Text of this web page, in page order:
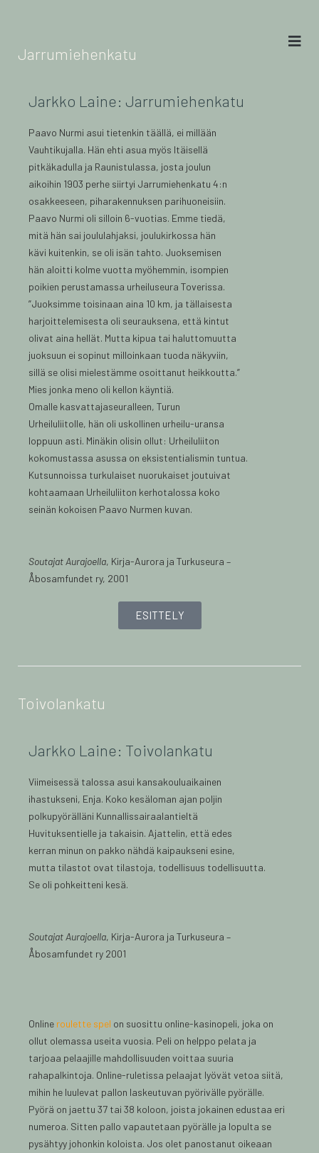
Jarrumiehenkatu
Jarkko Laine: Jarrumiehenkatu
Paavo Nurmi asui tietenkin täällä, ei millään
Vauhtikujalla. Hän ehti asua myös Itäisellä
pitkäkadulla ja Raunistulassa, josta joulun
aikoihin 1903 perhe siirtyi Jarrumiehenkatu 4:n
osakkeeseen, piharakennuksen parihuoneisiin.
Paavo Nurmi oli silloin 6-vuotias. Emme tiedä,
mitä hän sai joululahjaksi, joulukirkossa hän
kävi kuitenkin, se oli isän tahto. Juoksemisen
hän aloitti kolme vuotta myöhemmin, isompien
poikien perustamassa urheiluseura Toverissa.
”Juoksimme toisinaan aina 10 km, ja tällaisesta
harjoittelemisesta oli seurauksena, että kintut
olivat aina hellät. Mutta kipua tai haluttomuutta
juoksuun ei sopinut milloinkaan tuoda näkyviin,
sillä se olisi mielestämme osoittanut heikkoutta.”
Mies jonka meno oli kellon käyntiä.
Omalle kasvattajaseuralleen, Turun
Urheiluliitolle, hän oli uskollinen urheilu-uransa
loppuun asti. Minäkin olisin ollut: Urheiluliiton
kokomustassa asussa on eksistentialismin tuntua.
Kutsunnoissa turkulaiset nuorukaiset joutuivat
kohtaamaan Urheiluliiton kerhotalossa koko
seinän kokoisen Paavo Nurmen kuvan.
Soutajat Aurajoella, Kirja-Aurora ja Turkuseura –
Åbosamfundet ry, 2001
ESITTELY
Toivolankatu
Jarkko Laine: Toivolankatu
Viimeisessä talossa asui kansakouluaikainen
ihastukseni, Enja. Koko kesäloman ajan poljin
polkupyörälläni Kunnallissairaalantieltä
Huvituksentielle ja takaisin. Ajattelin, että edes
kerran minun on pakko nähdä kaipaukseni esine,
mutta tilastot ovat tilastoja, todellisuus todellisuutta.
Se oli pohkeitteni kesä.
Soutajat Aurajoella, Kirja-Aurora ja Turkuseura –
Åbosamfundet ry 2001
Online roulette spel on suosittu online-kasinopeli, joka on
ollut olemassa useita vuosia. Peli on helppo pelata ja
tarjoaa pelaajille mahdollisuuden voittaa suuria
rahapalkintoja. Online-ruletissa pelaajat lyövät vetoa siitä,
mihin he luulevat pallon laskeutuvan pyörivälle pyörälle.
Pyörä on jaettu 37 tai 38 koloon, joista jokainen edustaa eri
numeroa. Sitten pallo vapautetaan pyörälle ja lopulta se
pysähtyy johonkin koloista. Jos olet panostanut oikeaan